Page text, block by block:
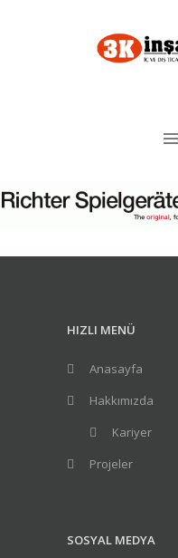
HIZLI MENÜ
Anasayfa
Hakkımızda
Kariyer
Projeler
SOSYAL MEDYA